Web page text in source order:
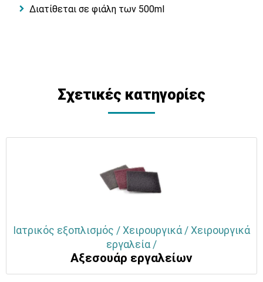
Διατίθεται σε φιάλη των 500ml
Σχετικές κατηγορίες
Ιατρικός εξοπλισμός / Χειρουργικά / Χειρουργικά
εργαλεία /
Αξεσουάρ εργαλείων